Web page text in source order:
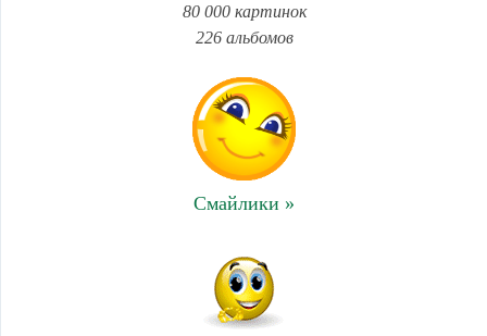
80 000 картинок
226 альбомов
Смайлики »